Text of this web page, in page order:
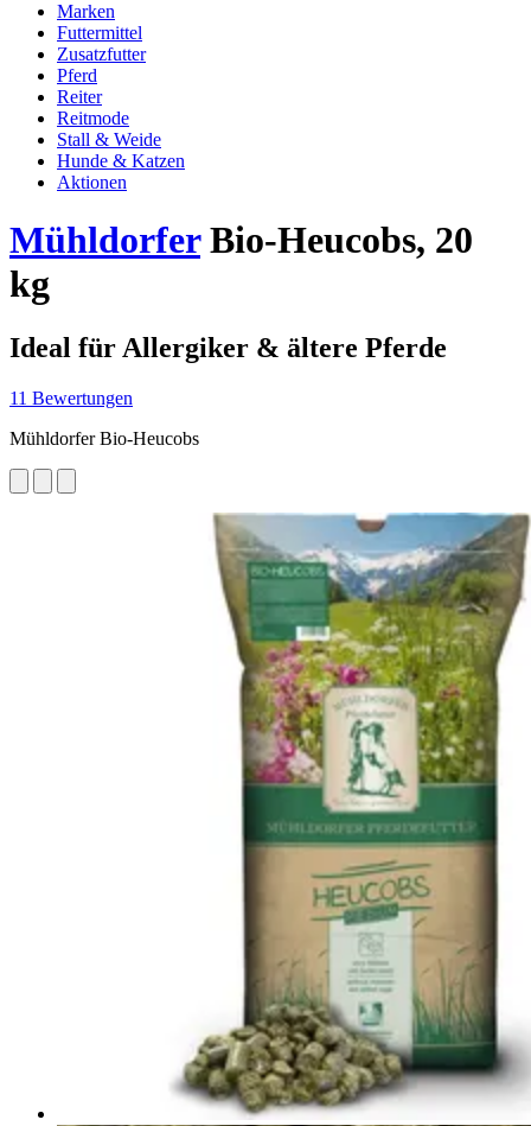
Marken
Futtermittel
Zusatzfutter
Pferd
Reiter
Reitmode
Stall & Weide
Hunde & Katzen
Aktionen
MühldorferBio-Heucobs, 20
kg
Ideal für Allergiker & ältere Pferde
11 Bewertungen
Mühldorfer Bio-Heucobs